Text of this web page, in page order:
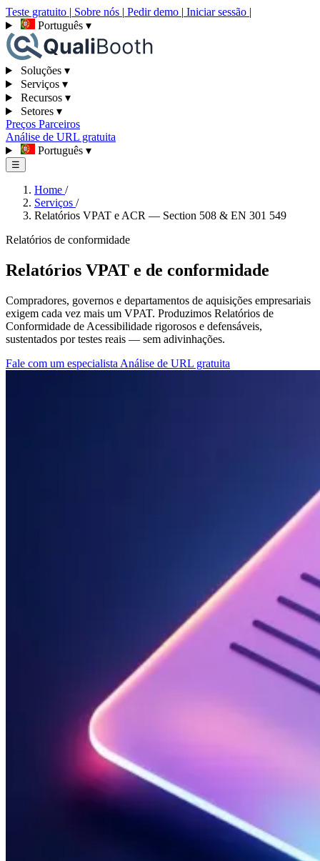
Teste gratuito | Sobre nós | Pedir demo | Iniciar sessão |
Português ▾
Soluções ▾
Serviços ▾
Recursos ▾
Setores ▾
Preços Parceiros
Análise de URL gratuita
Português ▾
☰
Home /
Serviços /
Relatórios VPAT e ACR — Section 508 & EN 301 549
Relatórios de conformidade
Relatórios VPAT e de conformidade
Compradores, governos e departamentos de aquisições empresariais
exigem cada vez mais um VPAT. Produzimos Relatórios de
Conformidade de Acessibilidade rigorosos e defensáveis,
sustentados por testes reais — sem adivinhações.
Fale com um especialista Análise de URL gratuita